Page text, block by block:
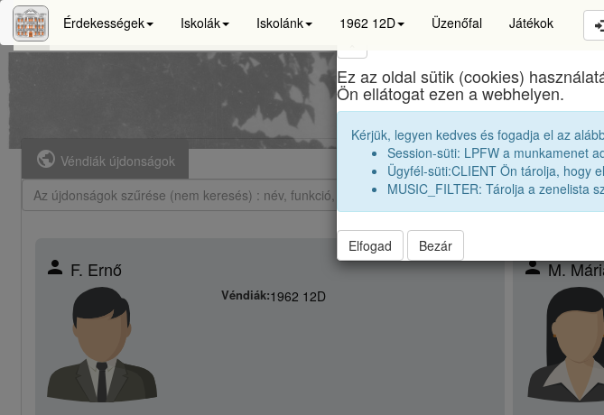
Érdekességek Iskolák Iskolánk 1962 12D Üzenőfal Játékok
Marosvásárhelyi Művészeti
public Véndiák újdonságok
person F. Ernő
Véndiák:1962 12D
personM.
Ez az oldal sütik (cookies)
Ön ellátogat ezen a webhelyen.
Kérjük, legyen kedves és fogadja el az
Session-süti: LPFW a munkamenet
Ügyfél-süti:CLIENT Ön tárolja, hogy
MUSIC_FILTER: Tárolja a zenelista
Elfogad Bezár